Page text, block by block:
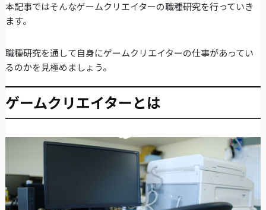
本記事ではそんなゲームクリエイターの職種研究を行っていき
ます。
職種研究を通して自身にゲームクリエイターの仕事があってい
るのかを見極めましょう。
ゲームクリエイターとは